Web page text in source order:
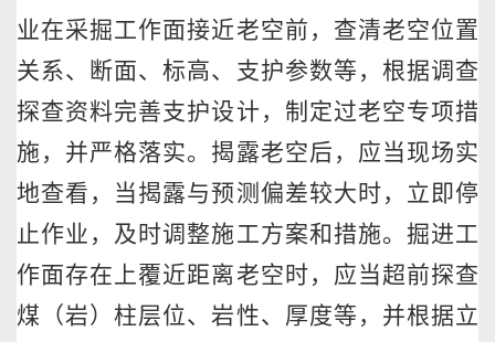
业在采掘工作面接近老空前，查清老空位置
关系、断面、标高、支护参数等，根据调查
探查资料完善支护设计，制定过老空专项措
施，并严格落实。揭露老空后，应当现场实
地查看，当揭露与预测偏差较大时，立即停
止作业，及时调整施工方案和措施。掘进工
作面存在上覆近距离老空时，应当超前探查
煤（岩）柱层位、岩性、厚度等，并根据立